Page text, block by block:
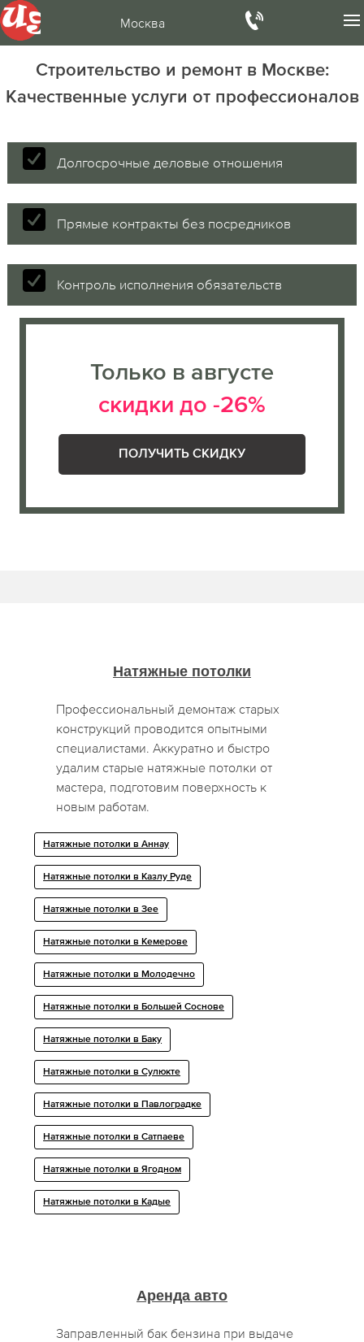
Москва
Строительство и ремонт в Москве:
Качественные услуги от профессионалов
Долгосрочные деловые отношения
Прямые контракты без посредников
Контроль исполнения обязательств
Только в августе
скидки до -26%
ПОЛУЧИТЬ СКИДКУ
Натяжные потолки
Профессиональный демонтаж старых
конструкций проводится опытными
специалистами. Аккуратно и быстро
удалим старые натяжные потолки от
мастера, подготовим поверхность к
новым работам.
Натяжные потолки в Аннау
Натяжные потолки в Казлу Руде
Натяжные потолки в Зее
Натяжные потолки в Кемерове
Натяжные потолки в Молодечно
Натяжные потолки в Большей Соснове
Натяжные потолки в Баку
Натяжные потолки в Сулюкте
Натяжные потолки в Павлоградке
Натяжные потолки в Сатпаеве
Натяжные потолки в Ягодном
Натяжные потолки в Кадые
Аренда авто
Заправленный бак бензина при выдаче